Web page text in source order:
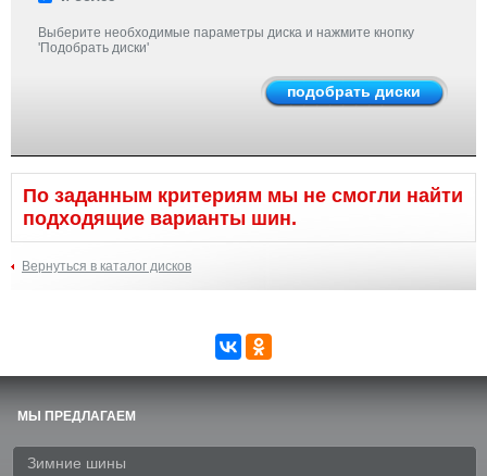
Выберите необходимые параметры диска и нажмите кнопку
'Подобрать диски'
По заданным критериям мы не смогли найти
подходящие варианты шин.
Вернуться в каталог дисков
МЫ ПРЕДЛАГАЕМ
Зимние шины